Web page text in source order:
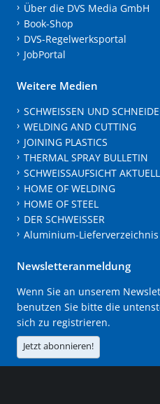
Über die DVS Media GmbH
Book-Shop
DVS-Regelwerksportal
JobPortal
Weitere Medien
SCHWEISSEN UND
WELDING AND CUTTING
JOINING PLASTICS
THERMAL SPRAY BULLETIN
SCHWEISSAUFSICHT AKTUELL
HOME OF WELDING
HOME OF STEEL
DER SCHWEISSER
Aluminium-Lieferverzeichnis
Newsletteranmeldung
Wenn Sie an unserem
benutzen Sie bitte die
sich zu registrieren.
Jetzt abonnieren!